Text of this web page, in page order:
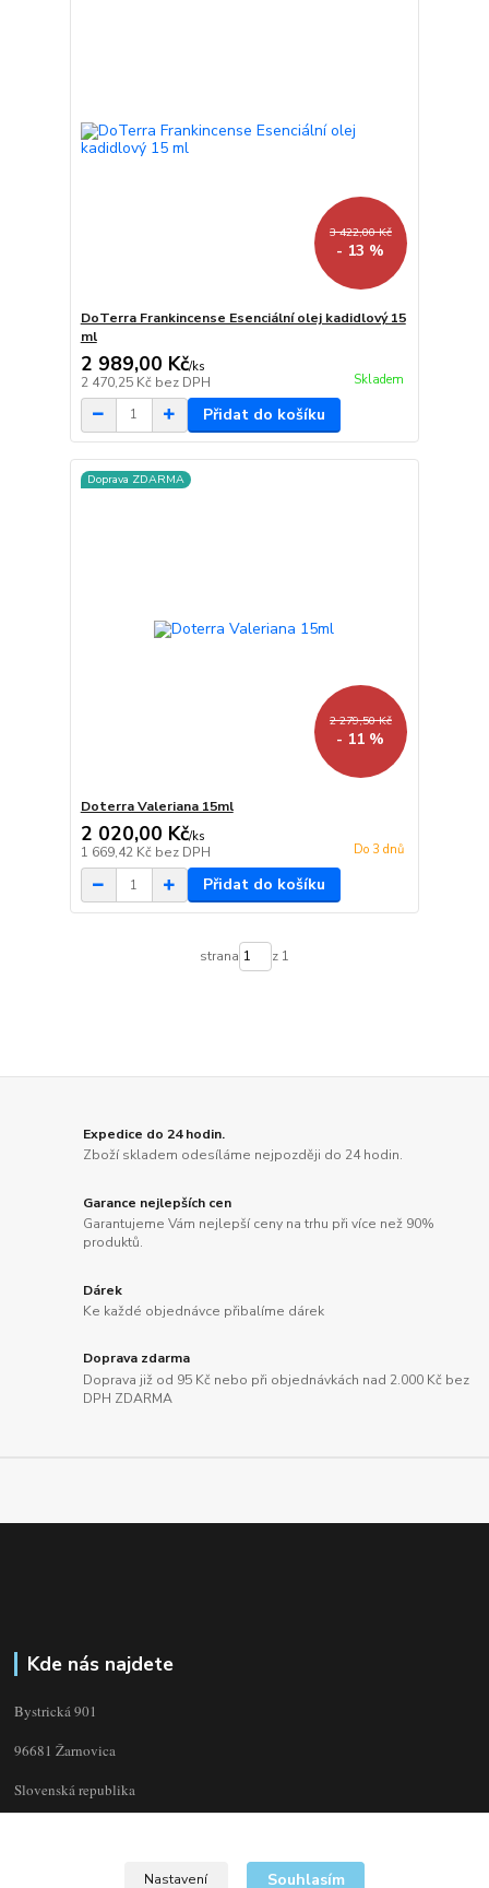
3 422,00 Kč
- 13 %
DoTerra Frankincense Esenciální olej kadidlový 15
ml
2 989,00 Kč/ks
2 470,25 Kč bez DPH Skladem
Přidat do košíku
Doprava ZDARMA
2 279,50 Kč
- 11 %
Doterra Valeriana 15ml
2 020,00 Kč/ks
1 669,42 Kč bez DPH Do 3 dnů
Přidat do košíku
strana z 1
Expedice do 24 hodin.
Zboží skladem odesíláme nejpozději do 24 hodin.
Garance nejlepších cen
Garantujeme Vám nejlepší ceny na trhu při více než 90%
produktů.
Dárek
Ke každé objednávce přibalíme dárek
Doprava zdarma
Doprava již od 95 Kč nebo při objednávkách nad 2.000 Kč bez
DPH ZDARMA
Kde nás najdete
Bystrická 901
96681 Žarnovica
Slovenská republika
Nastavení Souhlasím